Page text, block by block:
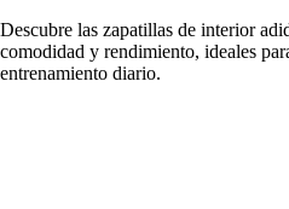
Descubre las zapatillas de interior
comodidad y rendimiento, ideales
entrenamiento diario.